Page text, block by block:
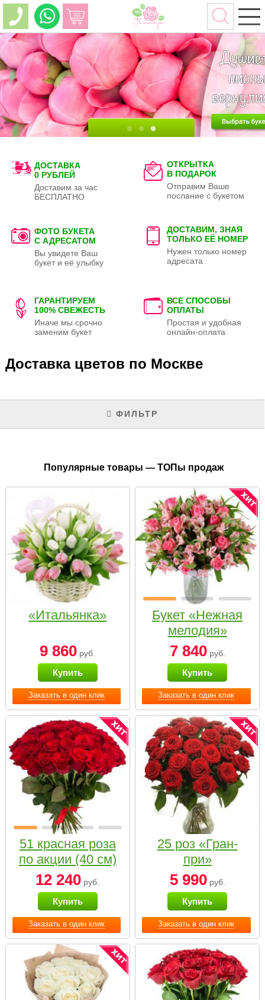
ДОСТАВКА
0 РУБЛЕЙ
Доставим за час
БЕСПЛАТНО
ОТКРЫТКА
В ПОДАРОК
Отправим Ваше
послание с букетом
ФОТО БУКЕТА
С АДРЕСАТОМ
Вы увидете Ваш
букет и её улыбку
ДОСТАВИМ, ЗНАЯ
ТОЛЬКО ЕЁ НОМЕР
Нужен только номер
адресата
ГАРАНТИРУЕМ
100% СВЕЖЕСТЬ
Иначе мы срочно
заменим букет
ВСЕ СПОСОБЫ
ОПЛАТЫ
Простая и удобная
онлайн-оплата
Доставка цветов по Москве
ФИЛЬТР
Популярные товары — ТОПы продаж
Заказать в один клик
«Итальянка»
9 860 руб.
Купить
Заказать в один клик
Букет «Нежная
мелодия»
7 840руб.
Купить
Заказать в один клик
51 красная роза
по акции (40 см)
12 240 руб.
Купить
Заказать в один клик
25 роз «Гран-
при»
5 990руб.
Купить